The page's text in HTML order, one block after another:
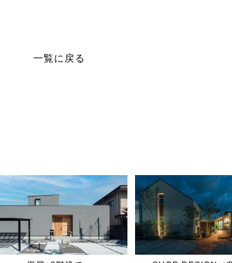
一覧に戻る